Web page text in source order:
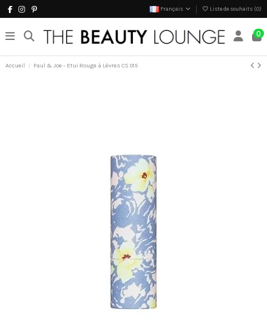
Français Liste de souhaits (0)
0
Accueil Paul & Joe - Etui Rouge à Lèvres CS 015